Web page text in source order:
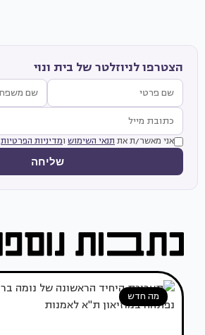
הצטרפו לניוזלטר של בית ונוי
אני מאשר/ת את תנאי השימוש ומדיניות הפרטיות
שליחה
מה חדש